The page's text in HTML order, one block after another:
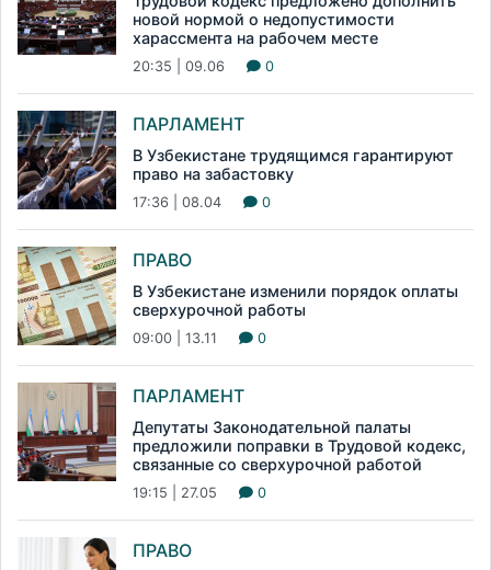
новой нормой о недопустимости
харассмента на рабочем месте
20:35 | 09.06 0
ПАРЛАМЕНТ
В Узбекистане трудящимся гарантируют
право на забастовку
17:36 | 08.04 0
ПРАВО
В Узбекистане изменили порядок оплаты
сверхурочной работы
09:00 | 13.11 0
ПАРЛАМЕНТ
Депутаты Законодательной палаты
предложили поправки в Трудовой кодекс,
связанные со сверхурочной работой
19:15 | 27.05 0
ПРАВО